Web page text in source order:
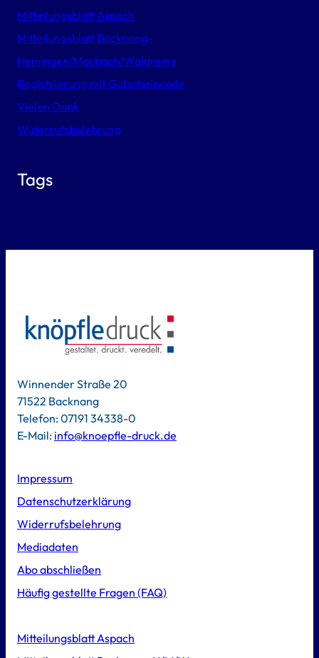
Mitteilungsblatt Aspach
Mitteilungsblatt Backnang-
Heiningen/Maubach/Waldrems
Registrierung mit Gutscheincode
Vielen Dank
Widerrufsbelehrung
Tags
Winnender Straße 20
71522 Backnang
Telefon: 07191 34338-0
E-Mail: info@knoepfle-druck.de
Impressum
Datenschutzerklärung
Widerrufsbelehrung
Mediadaten
Abo abschließen
Häufig gestellte Fragen (FAQ)
Mitteilungsblatt Aspach